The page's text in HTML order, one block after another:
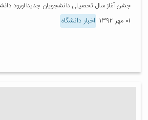
جشن آغاز سال تحصیلی دانشجویان جدیدالورود
۰۱ مهر ۱۳۹۲ اخبار دانشگاه